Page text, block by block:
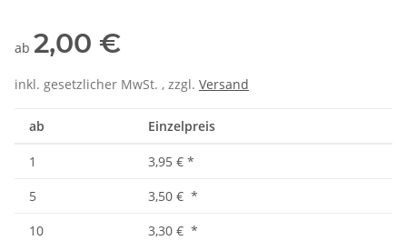
ab 2,00 €
inkl. gesetzlicher MwSt. , zzgl. Versand
ab Einzelpreis
1 3,95 € *
5
3,50 € *
10
3,30 € *